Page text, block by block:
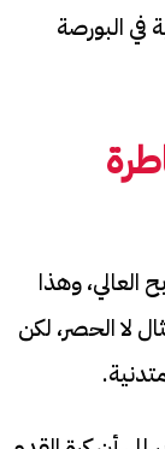
في البورصة
العالي، وهذا
لا الحصر، لكن